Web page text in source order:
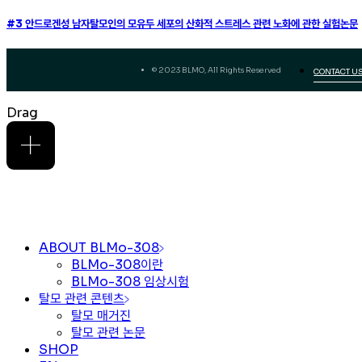
#3 안드로겐성 남자탈모인의 모유두 세포의 산화적 스트레스 관련 노화에 관한 실험논문
© 2023 BLMO, All Rights Reserved CONTACT
Drag
ABOUT BLMo-308
BLMo-308이란
BLMo-308 임상시험
탈모 관련 콘텐츠
탈모 매거진
탈모 관련 논문
SHOP